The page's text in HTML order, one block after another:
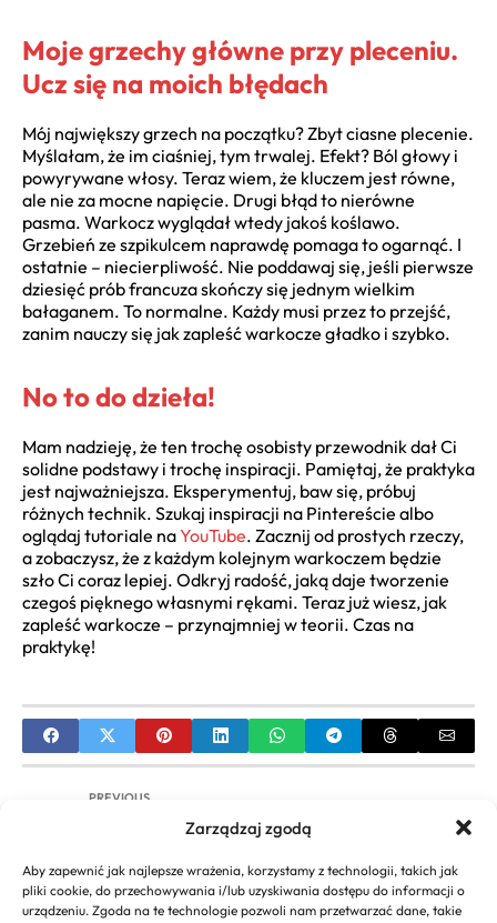
Zarządzaj zgodą
Aby zapewnić jak najlepsze wrażenia, korzystamy z technologii, takich jak
pliki cookie, do przechowywania i/lub uzyskiwania dostępu do informacji o
urządzeniu. Zgoda na te technologie pozwoli nam przetwarzać dane, takie
Moje grzechy główne przy pleceniu.
Ucz się na moich błędach
Mój największy grzech na początku? Zbyt ciasne plecenie.
Myślałam, że im ciaśniej, tym trwalej. Efekt? Ból głowy i
powyrywane włosy. Teraz wiem, że kluczem jest równe,
ale nie za mocne napięcie. Drugi błąd to nierówne
pasma. Warkocz wyglądał wtedy jakoś koślawo.
Grzebień ze szpikulcem naprawdę pomaga to ogarnąć. I
ostatnie – niecierpliwość. Nie poddawaj się, jeśli pierwsze
dziesięć prób francuza skończy się jednym wielkim
bałaganem. To normalne. Każdy musi przez to przejść,
zanim nauczy się jak zapleść warkocze gładko i szybko.
No to do dzieła!
Mam nadzieję, że ten trochę osobisty przewodnik dał Ci
solidne podstawy i trochę inspiracji. Pamiętaj, że praktyka
jest najważniejsza. Eksperymentuj, baw się, próbuj
różnych technik. Szukaj inspiracji na Pintereście albo
oglądaj tutoriale naYouTube. Zacznij od prostych rzeczy,
a zobaczysz, że z każdym kolejnym warkoczem będzie
szło Ci coraz lepiej. Odkryj radość, jaką daje tworzenie
czegoś pięknego własnymi rękami. Teraz już wiesz, jak
zapleść warkocze – przynajmniej w teorii. Czas na
praktykę!
PREVIOUS
Warkocze Syntetyczne: Przewodnik po Fryzurach,
NEXT